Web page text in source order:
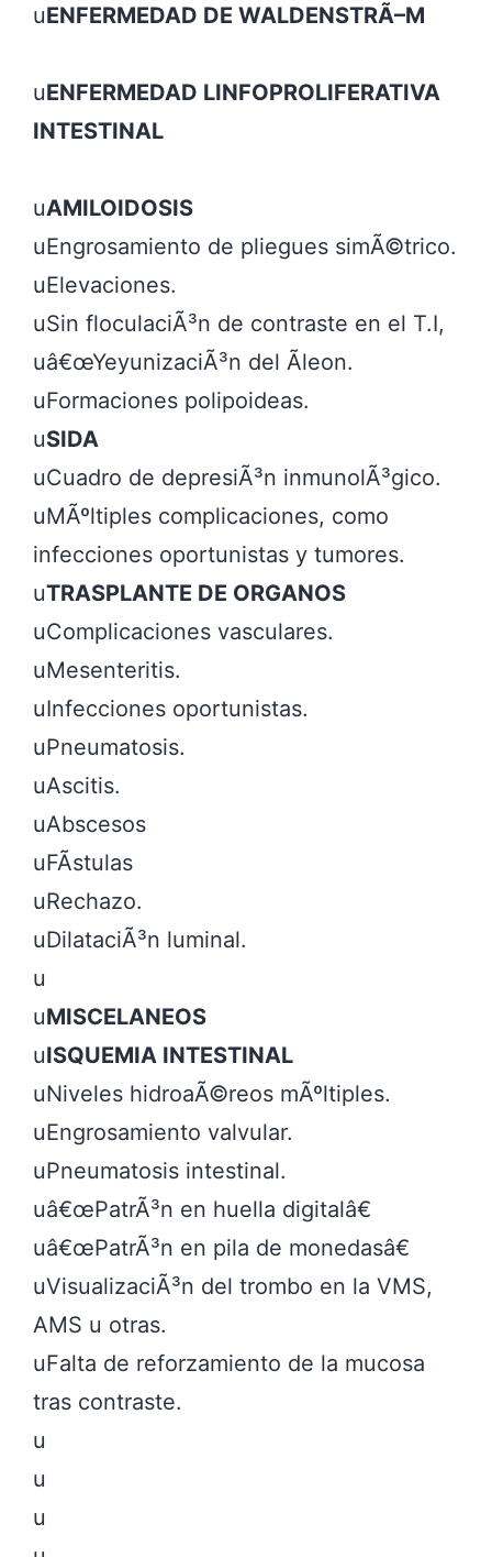
u
uENFERMEDAD LINFOPROLIFERATIVA
uAMILOIDOSIS
uEngrosamiento de pliegues simÃ©trico.
uElevaciones.
uSin floculaciÃ³n de contraste en el T.I,
uâ€œYeyunizaciÃ³n del Ã­leon.
uFormaciones polipoideas.
uSIDA
uCuadro de depresiÃ³n inmunolÃ³gico.
uMÃºltiples complicaciones, como
infecciones oportunistas y tumores.
uTRASPLANTE DE ORGANOS
uComplicaciones vasculares.
uMesenteritis.
uInfecciones oportunistas.
uPneumatosis.
uAscitis.
uAbscesos
uFÃ­stulas
uRechazo.
uDilataciÃ³n luminal.
u
uMISCELANEOS
uISQUEMIA INTESTINAL
uNiveles hidroaÃ©reos mÃºltiples.
uEngrosamiento valvular.
uPneumatosis intestinal.
uâ€œPatrÃ³n en huella digitalâ€
uâ€œPatrÃ³n en pila de monedasâ€
uVisualizaciÃ³n del trombo en la VMS,
AMS u otras.
uFalta de reforzamiento de la mucosa
tras contraste.
u
u
u